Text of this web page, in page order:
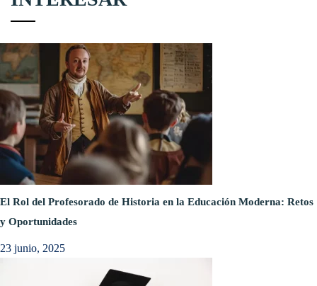
El Rol del Profesorado de Historia en la Educación Moderna: Retos
y Oportunidades
23 junio, 2025